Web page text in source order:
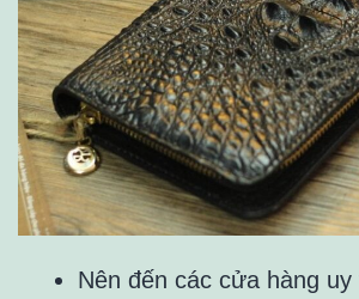
Nên đến các cửa hàng